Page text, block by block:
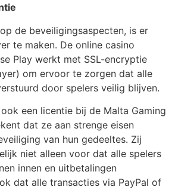
de beveiligingsaspecten, is er
te maken. De online casino
Play werkt met SSL-encryptie
om ervoor te zorgen dat alle
door spelers veilig blijven.
een licentie bij de Malta Gaming
dat ze aan strenge eisen
van hun gedeeltes. Zij
niet alleen voor dat alle spelers
innen en uitbetalingen
dat alle transacties via PayPal of